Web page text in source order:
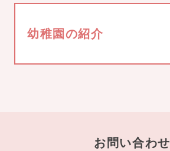
幼稚園の紹介
お問い合わせ